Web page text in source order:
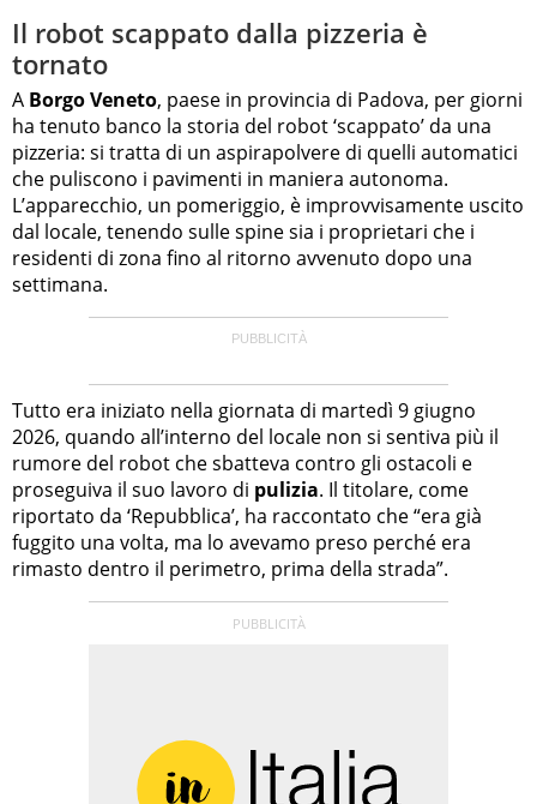
Il robot scappato dalla pizzeria è
tornato
A Borgo Veneto, paese in provincia di Padova, per giorni
ha tenuto banco la storia del robot ‘scappato’ da una
pizzeria: si tratta di un aspirapolvere di quelli automatici
che puliscono i pavimenti in maniera autonoma.
L’apparecchio, un pomeriggio, è improvvisamente uscito
dal locale, tenendo sulle spine sia i proprietari che i
residenti di zona fino al ritorno avvenuto dopo una
settimana.
Tutto era iniziato nella giornata di martedì 9 giugno
2026, quando all’interno del locale non si sentiva più il
rumore del robot che sbatteva contro gli ostacoli e
proseguiva il suo lavoro di pulizia. Il titolare, come
riportato da ‘Repubblica’, ha raccontato che “era già
fuggito una volta, ma lo avevamo preso perché era
rimasto dentro il perimetro, prima della strada”.